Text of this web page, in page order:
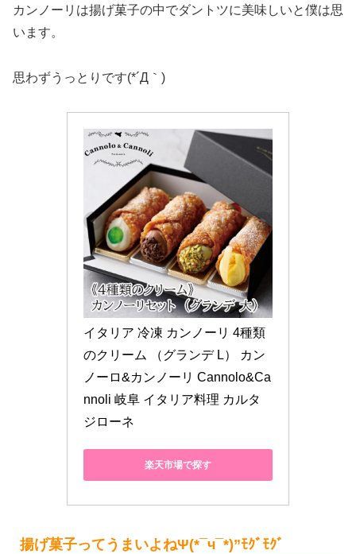
カンノーリは揚げ菓子の中でダントツに美味しいと僕は思
います。
思わずうっとりです(*´Д｀)
イタリア 冷凍 カンノーリ 4種類
のクリーム （グランデ L） カン
ノーロ&カンノーリ Cannolo&Ca
nnoli 岐阜 イタリア料理 カルタ
ジローネ
楽天市場で探す
揚げ菓子ってうまいよねΨ(*¯ч¯*)”ﾓｸﾞﾓｸﾞ